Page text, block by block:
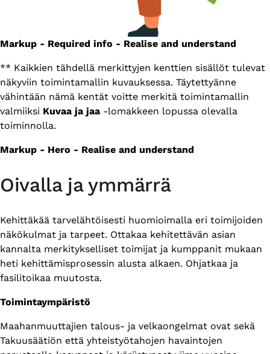
Markup - Required info - Realise and understand
** Kaikkien tähdellä merkittyjen kenttien sisällöt tulevat
näkyviin toimintamallin kuvauksessa. Täytettyänne
vähintään nämä kentät voitte merkitä toimintamallin
valmiiksi Kuvaa ja jaa -lomakkeen lopussa olevalla
toiminnolla.
Markup - Hero - Realise and understand
Oivalla ja ymmärrä
Kehittäkää tarvelähtöisesti huomioimalla eri toimijoiden
näkökulmat ja tarpeet. Ottakaa kehitettävän asian
kannalta merkitykselliset toimijat ja kumppanit mukaan
heti kehittämisprosessin alusta alkaen. Ohjatkaa ja
fasilitoikaa muutosta.
Toimintaympäristö
Maahanmuuttajien talous- ja velkaongelmat ovat sekä
Takuusäätiön että yhteistyötahojen havaintojen